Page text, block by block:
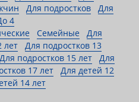
Для подростков
Для
4
Семейные
Для
лет
Для подростков 13
Для подростков 15 лет
Для
17 лет
Для детей 12
14 лет